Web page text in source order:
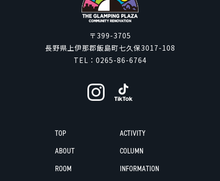
〒399-3705
長野県上伊那郡飯島町七久保3017-108
TEL： 0265-86-6764
TOP
ABOUT
ROOM
ACTIVITY
COLUMN
INFORMATION